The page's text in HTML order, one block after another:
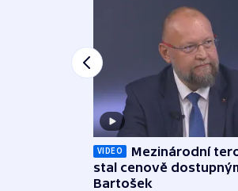
VIDEO
Mezinárodní
stal cenově
Bartošek